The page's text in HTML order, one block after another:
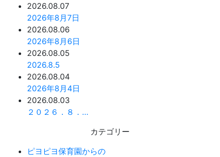
2026.08.07
2026年8月7日
2026.08.06
2026年8月6日
2026.08.05
2026.8.5
2026.08.04
2026年8月4日
2026.08.03
２０２６．８．…
カテゴリー
ピヨピヨ保育園からの